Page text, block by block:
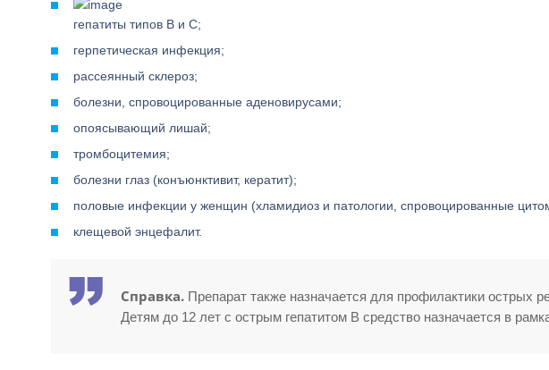
гепатиты типов В и С;
герпетическая инфекция;
рассеянный склероз;
болезни, спровоцированные аденовирусами;
опоясывающий лишай;
тромбоцитемия;
болезни глаз (конъюнктивит, кератит);
половые инфекции у женщин (хламидиоз и патологии, спровоцированные
клещевой энцефалит.
Справка. Препарат также назначается для профилактики острых
Детям до 12 лет с острым гепатитом В средство назначается в